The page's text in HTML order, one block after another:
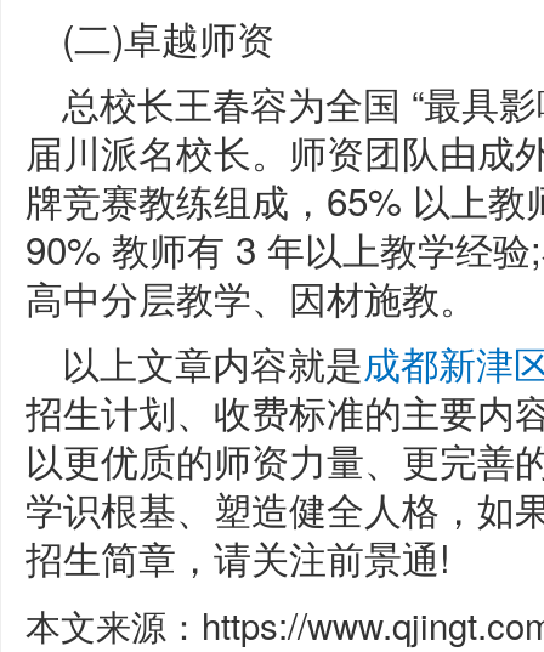
(二)卓越师资
总校长王春容为全国 “最具
届川派名校长。师资团队由成
牌竞赛教练组成，65% 以上
90% 教师有 3 年以上教学经
高中分层教学、因材施教。
以上文章内容就是成都新津
招生计划、收费标准的主要内
以更优质的师资力量、更完善
学识根基、塑造健全人格，如
招生简章，请关注前景通!
本文来源：https://